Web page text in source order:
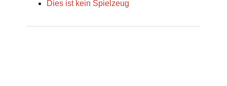
Dies ist kein Spielzeug